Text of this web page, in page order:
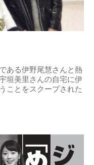
ある伊野尾慧さんと熱
垣美里さんの自宅に伊
ことをスクープされた